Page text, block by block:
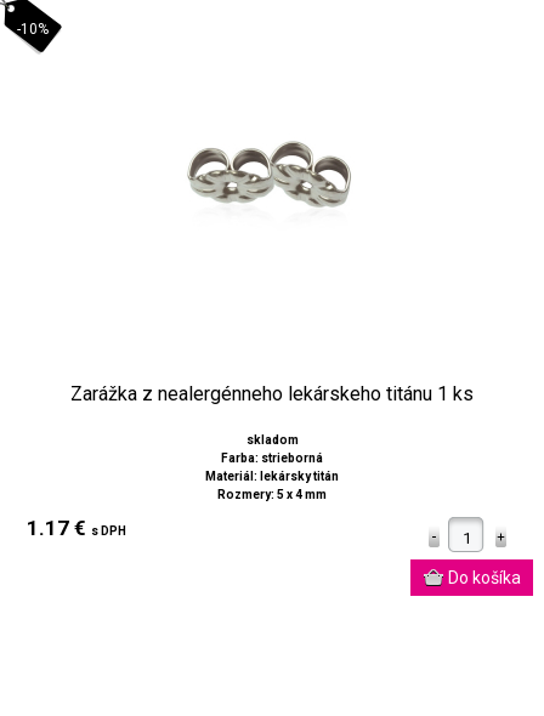
-10%
Zarážka z nealergénneho lekárskeho titánu 1 ks
skladom
Farba: strieborná
Materiál: lekársky titán
Rozmery: 5 x 4 mm
1.17 € s DPH